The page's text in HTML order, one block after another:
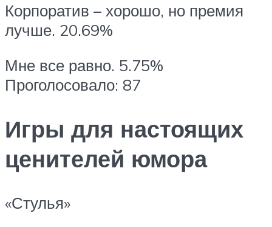
Корпоратив – хорошо, но премия
лучше. 20.69%
Мне все равно. 5.75%
Проголосовало: 87
Игры для настоящих
ценителей юмора
«Стулья»